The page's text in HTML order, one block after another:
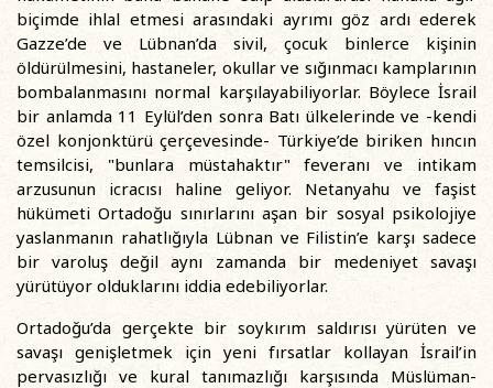
biçimde ihlal etmesi arasındaki ayrımı göz ardı ederek
Gazze’de ve Lübnan’da sivil, çocuk binlerce kişinin
öldürülmesini, hastaneler, okullar ve sığınmacı kamplarının
bombalanmasını normal karşılayabiliyorlar. Böylece İsrail
bir anlamda 11 Eylül’den sonra Batı ülkelerinde ve -kendi
özel konjonktürü çerçevesinde- Türkiye’de biriken hıncın
temsilcisi, "bunlara müstahaktır" feveranı ve intikam
arzusunun icracısı haline geliyor. Netanyahu ve faşist
hükümeti Ortadoğu sınırlarını aşan bir sosyal psikolojiye
yaslanmanın rahatlığıyla Lübnan ve Filistin’e karşı sadece
bir varoluş değil aynı zamanda bir medeniyet savaşı
yürütüyor olduklarını iddia edebiliyorlar.
Ortadoğu’da gerçekte bir soykırım saldırısı yürüten ve
savaşı genişletmek için yeni fırsatlar kollayan İsrail’in
pervasızlığı ve kural tanımazlığı karşısında Müslüman-